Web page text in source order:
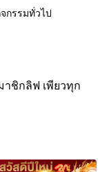
กรรมทั่วไป
ชิกลิฟ เพียวทุก